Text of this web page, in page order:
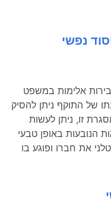
נפשי
אלימות במשפט
של התוקף ניתן להסיק
זו, ניתן לעשות
הנובעות באופן טבעי
את חברו ופוגע בו